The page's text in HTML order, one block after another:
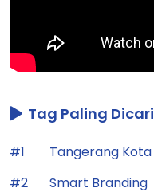
Tag Paling Dicari
#1
Tangerang Kota
#2
Smart Branding